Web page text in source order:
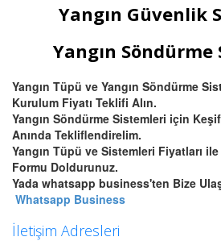
montaj
Bursa
Tesisatı
Bursa
Yangın Güvenlik
Yangın
Yangın Tüpü ve Yangın Söndürme
Kurulum Fiyatı Teklifi Alın.
Yangın Söndürme Sistemleri için
Anında Tekliflendirelim.
Yangın Tüpü ve Sistemleri Fiyatları
Formu Doldurunuz.
Yada whatsapp business'ten Bize
Whatsapp Business
İletişim Adresleri